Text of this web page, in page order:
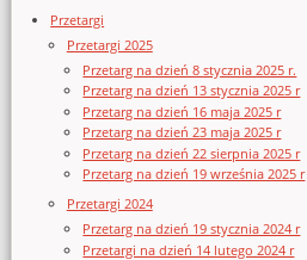
Przetargi
Przetargi 2025
Przetarg na dzień 8 stycznia 2025 r.
Przetarg na dzień 13 stycznia 2025 r
Przetarg na dzień 16 maja 2025 r
Przetarg na dzień 23 maja 2025 r
Przetarg na dzień 22 sierpnia 2025 r
Przetarg na dzień 19 września 2025 r
Przetargi 2024
Przetarg na dzień 19 stycznia 2024 r
Przetargi na dzień 14 lutego 2024 r